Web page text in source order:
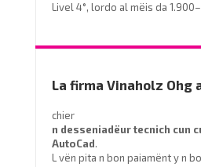
Livel 4°, lordo al mëis da
info@miramontihotel.it
o telefoné al
La firma Vinaholz
chier
n desseniadëur tecnich cun
AutoCad.
L vën pita n bon paiamënt y n